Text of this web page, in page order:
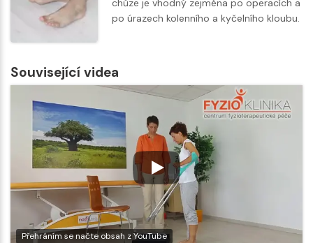
chůze je vhodný zejména po operacích a
po úrazech kolenního a kyčelního kloubu.
Související videa
Přehráním se načte obsah z YouTube